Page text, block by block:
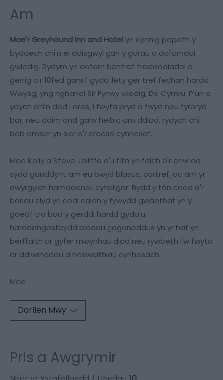
Am
Mae'r Greyhound Inn and Hotelyn cynnig popeth y
byddech chi'n ei ddisgwyl gan y gorau o dafarndai
gwledig. Rydym yn dafarn bentref traddodiadol o
gerrig o'r 18fed ganrif gyda llety ger tref fechan hardd
Wwysg, yng nghanol Sir Fynwy wledig, De Cymru. P'un a
ydych chi'n dod i aros, i fwyta pryd o fwyd neu fyrbryd
bar, neu ddim ond galw heibio am ddiod, rydych chi
bob amser yn sicr o'r croeso cynhesaf.
Mae Kelly a Steve Jolliffe a'u tîm yn falch o'r enw da
sydd ganddynt am eu bwyd blasus, cartref, ac am yr
awyrgylch hamddenol, cyfeillgar. Bydd y tân coed a'r
bariau clyd yn codi calon y tywydd gwaethaf yn y
gaeaf tra bod y gerddi hardd gyda'u
harddangosfeydd blodau gogoneddus yn yr haf yn
berffaith ar gyfer mwynhau diod neu rywbeth i'w fwyta
ar ddiwrnodau a nosweithiau cynhesach.
Mae
Darllen Mwy
Pris a Awgrymir